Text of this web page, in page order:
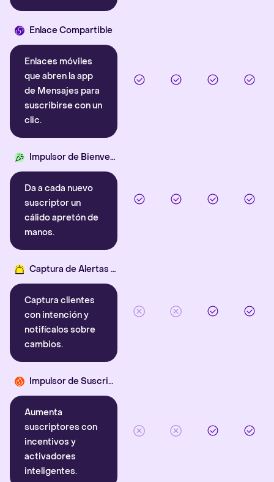
Enlace Compartible
Enlaces móviles
que abren la app
de Mensajes para
suscribirse con un
clic.
Impulsor de Bienvenida
Da a cada nuevo
suscriptor un
cálido apretón de
manos.
Captura de Alertas Inteligentes
Captura clientes
con intención y
notifícalos sobre
cambios.
Impulsor de Suscriptores
Aumenta
suscriptores con
incentivos y
activadores
inteligentes.